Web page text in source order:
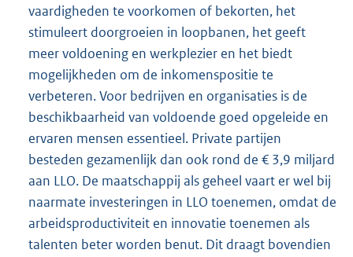
vaardigheden te voorkomen of bekorten, het
stimuleert doorgroeien in loopbanen, het geeft
meer voldoening en werkplezier en het biedt
mogelijkheden om de inkomenspositie te
verbeteren. Voor bedrijven en organisaties is de
beschikbaarheid van voldoende goed opgeleide en
ervaren mensen essentieel. Private partijen
besteden gezamenlijk dan ook rond de € 3,9 miljard
aan LLO. De maatschappij als geheel vaart er wel bij
naarmate investeringen in LLO toenemen, omdat de
arbeidsproductiviteit en innovatie toenemen als
talenten beter worden benut. Dit draagt bovendien